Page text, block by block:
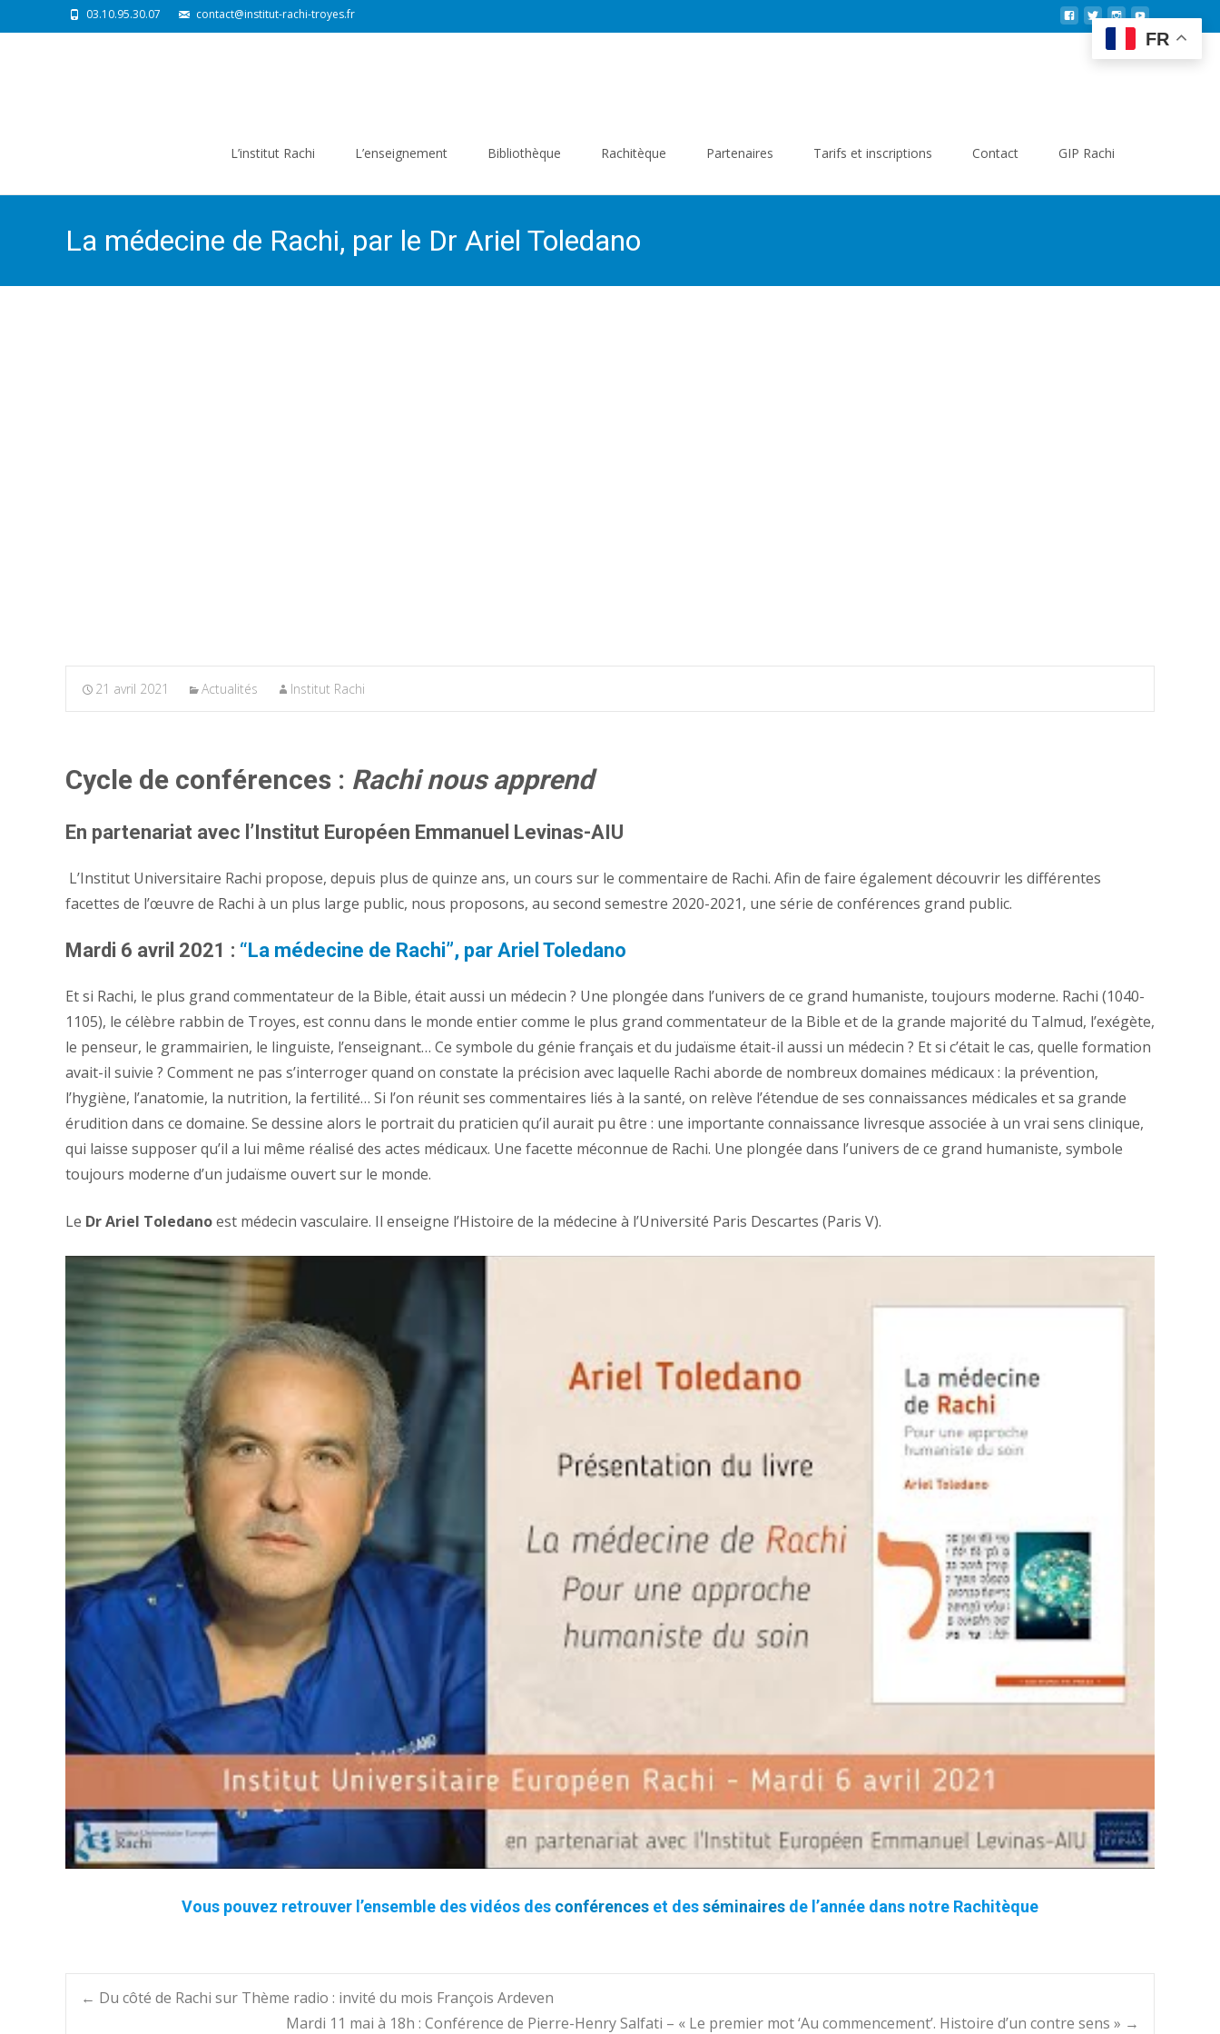
03.10.95.30.07 contact@institut-rachi-troyes.fr
L’institut Rachi L’enseignement Bibliothèque Rachitèque Partenaires Tarifs et inscriptions Contact GIP Rachi
La médecine de Rachi, par le Dr Ariel Toledano
21 avril 2021 Actualités Institut Rachi
Cycle de conférences : Rachi nous apprend
En partenariat avec l’Institut Européen Emmanuel Levinas-AIU
L’Institut Universitaire Rachi propose, depuis plus de quinze ans, un cours sur le commentaire de Rachi. Afin de faire également découvrir les différentes
facettes de l’œuvre de Rachi à un plus large public, nous proposons, au second semestre 2020-2021, une série de conférences grand public.
Mardi 6 avril 2021 : “La médecine de Rachi”, par Ariel Toledano
Et si Rachi, le plus grand commentateur de la Bible, était aussi un médecin ? Une plongée dans l’univers de ce grand humaniste, toujours moderne. Rachi (1040-
1105), le célèbre rabbin de Troyes, est connu dans le monde entier comme le plus grand commentateur de la Bible et de la grande majorité du Talmud, l’exégète,
le penseur, le grammairien, le linguiste, l’enseignant… Ce symbole du génie français et du judaïsme était-il aussi un médecin ? Et si c’était le cas, quelle formation
avait-il suivie ? Comment ne pas s’interroger quand on constate la précision avec laquelle Rachi aborde de nombreux domaines médicaux : la prévention,
l’hygiène, l’anatomie, la nutrition, la fertilité… Si l’on réunit ses commentaires liés à la santé, on relève l’étendue de ses connaissances médicales et sa grande
érudition dans ce domaine. Se dessine alors le portrait du praticien qu’il aurait pu être : une importante connaissance livresque associée à un vrai sens clinique,
qui laisse supposer qu’il a lui même réalisé des actes médicaux. Une facette méconnue de Rachi. Une plongée dans l’univers de ce grand humaniste, symbole
toujours moderne d’un judaïsme ouvert sur le monde.
Le Dr Ariel Toledanoest médecin vasculaire. Il enseigne l’Histoire de la médecine à l’Université Paris Descartes (Paris V).
Vous pouvez retrouver l’ensemble des vidéos des conférences et desséminaires de l’année dans notre Rachitèque
Post
← Du côté de Rachi sur Thème radio : invité du mois François Ardeven
Mardi 11 mai à 18h : Conférence de Pierre-Henry Salfati – « Le premier mot ‘Au commencement’. Histoire d’un contre sens » →
FR